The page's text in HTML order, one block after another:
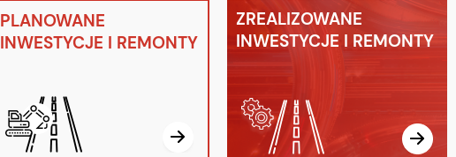
PLANOWANE
INWESTYCJE I REMONTY
ZREALIZOWANE
INWESTYCJE I REMONTY